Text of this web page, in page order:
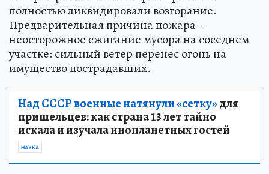
полностью ликвидировали возгорание.
Предварительная причина пожара –
неосторожное сжигание мусора на соседнем
участке: сильный ветер перенес огонь на
имущество пострадавших.
Над СССР военные натянули «сетку»для
пришельцев: как страна 13 лет тайно
искала и изучала инопланетных гостей
НАУКА